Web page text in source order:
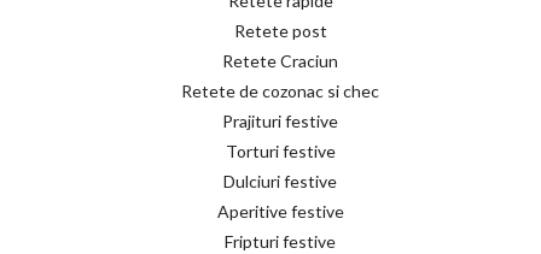
Retete post
Retete Craciun
Retete de cozonac si chec
Prajituri festive
Torturi festive
Dulciuri festive
Aperitive festive
Fripturi festive